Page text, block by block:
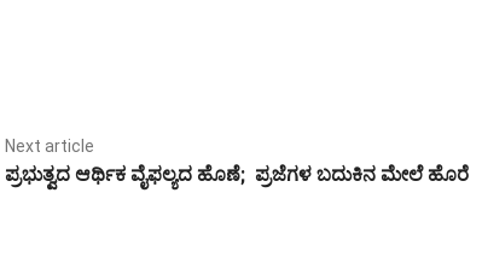
Next article
ಪ್ರಭುತ್ವದ ಆರ್ಥಿಕ ವೈಫಲ್ಯದ ಹೊಣೆ; ಪ್ರಜೆಗಳ ಬದುಕಿನ ಮೇಲೆ ಹೊರೆ